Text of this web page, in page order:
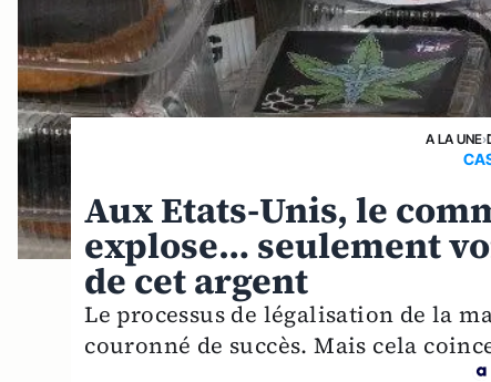
A LA UNE›
Aux Etats-Unis, le
explose… seulement
de cet argent
Le processus de légalisation de la
couronné de succès. Mais cela